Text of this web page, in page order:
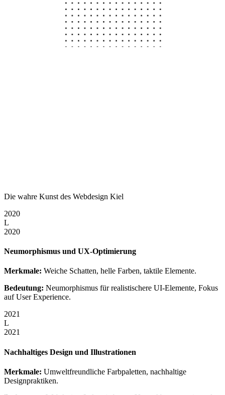
Die wahre Kunst des Webdesign Kiel
2020
L
2020
Neumorphismus und UX-Optimierung
Merkmale: Weiche Schatten, helle Farben, taktile Elemente.
Bedeutung: Neumorphismus für realistischere UI-Elemente, Fokus
auf User Experience.
2021
L
2021
Nachhaltiges Design und Illustrationen
Merkmale: Umweltfreundliche Farbpaletten, nachhaltige
Designpraktiken.